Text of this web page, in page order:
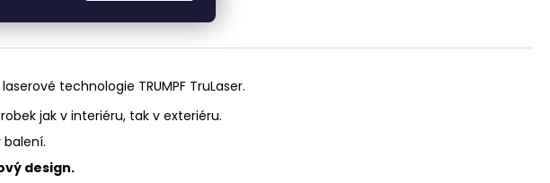
technologie TRUMPF TruLaser.
jak v interiéru, tak v exteriéru.
design.